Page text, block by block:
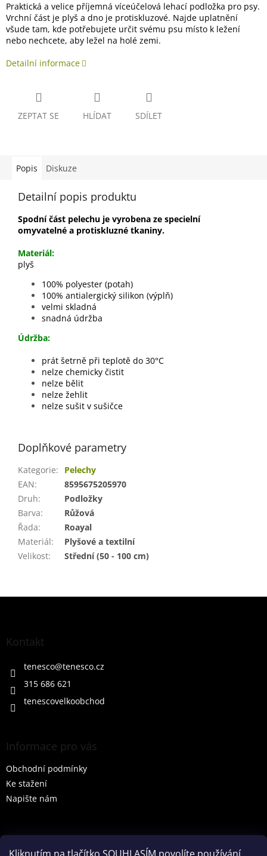
Praktická a velice příjemná víceúčelová lehací podložka pro psy.
Vrchní část je plyš a dno je protiskluzové. Najde uplatnění
všude tam, kde potřebujete určit svému psu místo k ležení
nebo nechcete, aby ležel na holé zemi.
Detailní informace
ZEPTAT SE HLÍDAT SDÍLET
Popis Diskuze
Detailní popis produktu
Spodní část pelechu je vyrobena ze specielní
omyvatelné a protiskluzné tkaniny.
Materiál:
plyš
100% polyester (potah)
100% antialergický silikon (výplň)
velmi skladná
snadná údržba
Údržba:
prát šetrně při teplotě do 30°C
nelze chemicky čistit
nelze bělit
nelze žehlit
nelze sušit v sušičce
Doplňkové parametry
Kategorie:
Pelechy
EAN:
8595675205970
Druh:
Podložky
Barva:
Růžová
Řada:
Roayal
Materiál:
Plyšové a textilní
Velikost: Střední (50 - 100 cm)
Z
Kontakt
tenesco@tenesco.cz
315 686 621
tenescovelkoobchod
Informace pro vás
Obchodní podmínky
Ke stažení
Napište nám